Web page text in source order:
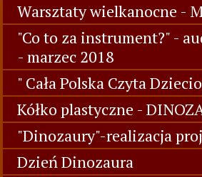
Warsztaty wielkanocne -
"Co to za instrument?" -
- marzec 2018
" Cała Polska Czyta
Kółko plastyczne -
"Dinozaury"-realizacja
Dzień Dinozaura